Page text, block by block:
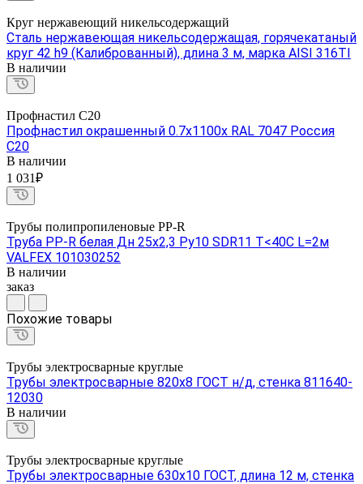
Круг нержавеющий никельсодержащий
Сталь нержавеющая никельсодержащая, горячекатаный
круг 42 h9 (Калиброванный), длина 3 м, марка AISI 316TI
В наличии
Профнастил С20
Профнастил окрашенный 0.7х1100х RAL 7047 Россия
С20
В наличии
1 031₽
Трубы полипропиленовые PP-R
Труба PP-R белая Дн 25х2,3 Ру10 SDR11 Т<40С L=2м
VALFEX 101030252
В наличии
заказ
Похожие товары
Трубы электросварные круглые
Трубы электросварные 820х8 ГОСТ н/д, стенка 811640-
12030
В наличии
Трубы электросварные круглые
Трубы электросварные 630х10 ГОСТ, длина 12 м, стенка